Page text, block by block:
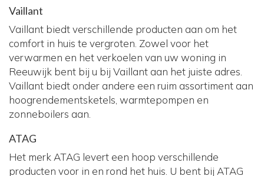
Vaillant
Vaillant biedt verschillende producten aan om het
comfort in huis te vergroten. Zowel voor het
verwarmen en het verkoelen van uw woning in
Reeuwijk bent bij u bij Vaillant aan het juiste adres.
Vaillant biedt onder andere een ruim assortiment aan
hoogrendementsketels, warmtepompen en
zonneboilers aan.
ATAG
Het merk ATAG levert een hoop verschillende
producten voor in en rond het huis. U bent bij ATAG